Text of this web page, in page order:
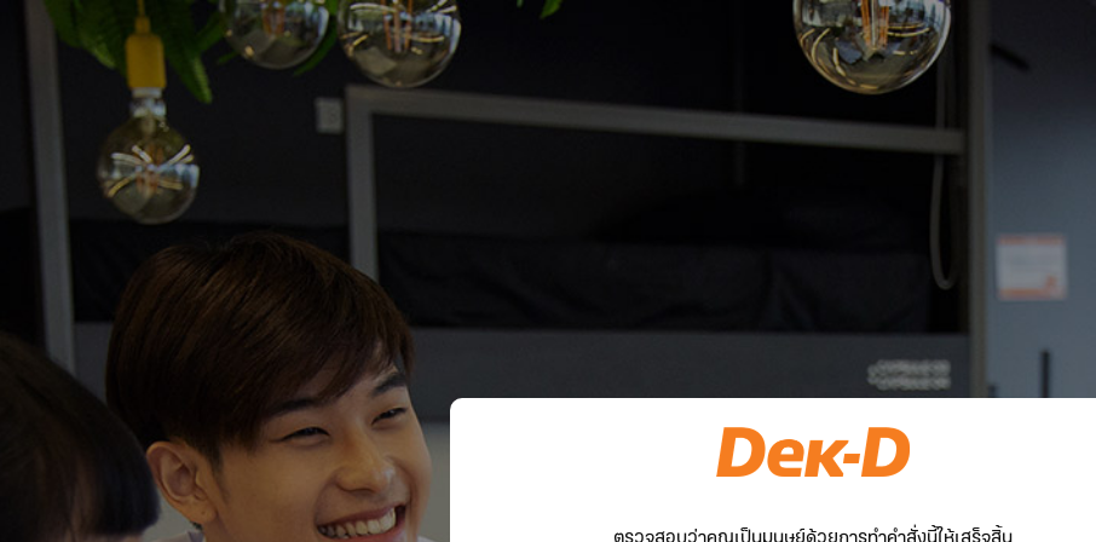
ตรวจสอบว่าคุณเป็นมนุษย์ด้วยการทำคำสั่งนี้ให้เสร็จสิ้น